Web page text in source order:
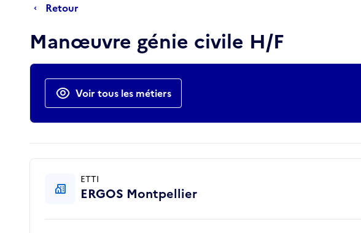
Retour
Manœuvre génie civile H/F
Actions rapides
Voir tous les métiers
ETTI
ERGOS Montpellier